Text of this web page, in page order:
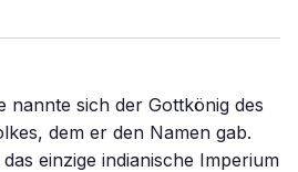
nannte sich der Gottkönig des
dem er den Namen gab.
einzige indianische Imperium